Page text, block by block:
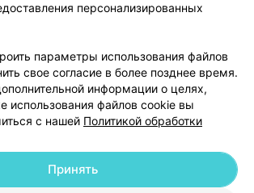
руководителю 103.by
настройки cookie
персональных данных
Лаб», УНП 191700409| 220012, Республика Беларусь,
персонализированных
параметры использования файлов
свое согласие в более позднее время.
информации о целях,
использования файлов cookie вы
с нашей Политикой обработки
Принять